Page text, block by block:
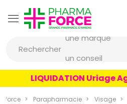
Rechercher
une marque
un produit
une marque
LIQUIDATION Uriage
Parapharmacie Visage